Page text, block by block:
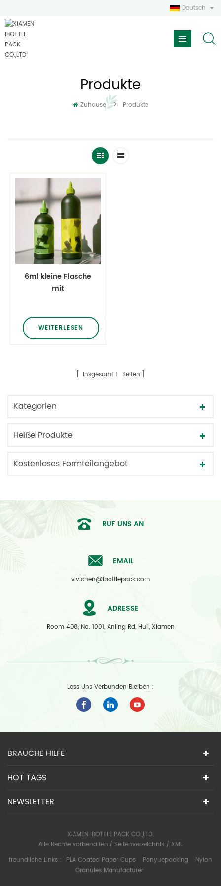
Deutsch
Produkte
Zuhause > Produkte
6ml kleine Flasche
mit
WEITERLESEN
insgesamt 1 Seiten
Kategorien
Heiße Produkte
Kostenloses Formteilangebot
RUF UNS AN
EMAIL
vivichen@ibottlepack.com
ADRESSE
Room 408, No. 1001, Anling Rd, Huli, Xiamen
Lass Uns Verbunden Bleiben :
BRAUCHE HILFE
HOT TAGS
NEWSLETTER
XIAMEN IBOTTLE PACK CO.,LTD.
Alle Rechte vorbehalten./ Seitenverzeichnis / XML
freundliche Links :
PLA Coated Paper Cups Panyuepacking
Nylon
Granules Manufacturer